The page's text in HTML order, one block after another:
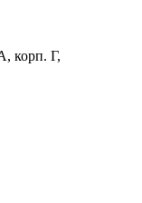
корп. Г,